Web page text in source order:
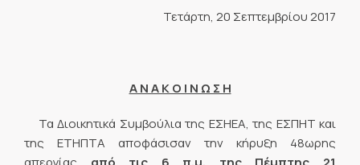
Τετάρτη, 20 Σεπτεμβρίου 2017
Α Ν Α Κ Ο Ι Ν Ω Σ Η
Τα Διοικητικά Συμβούλια της ΕΣΗΕΑ, της ΕΣΠΗΤ και
της ΕΤΗΠΤΑ αποφάσισαν την κήρυξη 48ωρης